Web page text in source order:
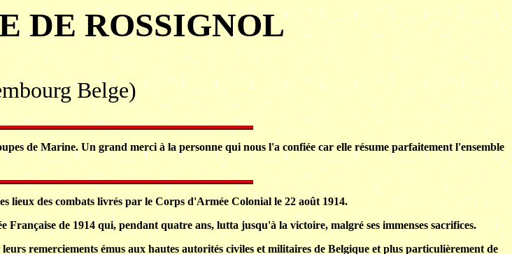
DE ROSSIGNOL
Belge)
de Marine. Un grand merci à la personne qui nous l'a confiée car elle résume parfaitement l'ensemble
lieux des combats livrés par le Corps d'Armée Colonial le 22 août 1914.
de 1914 qui, pendant quatre ans, lutta jusqu'à la victoire, malgré ses immenses sacrifices.
remerciements émus aux hautes autorités civiles et militaires de Belgique et plus particulièrement de